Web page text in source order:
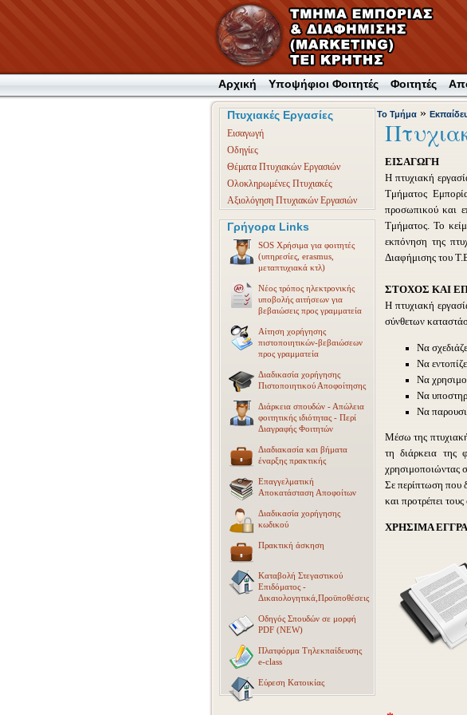
Αρχική Υποψήφιοι Φοιτητές Φοιτητές
Πτυχιακές Εργασίες
Εισαγωγή
Οδηγίες
Θέματα Πτυχιακών Εργασιών
Ολοκληρωμένες Πτυχιακές
Αξιολόγηση Πτυχιακών Εργασιών
Γρήγορα Links
SOS Χρήσιμα για φοιτητές
(υπηρεσίες, erasmus,
μεταπτυχιακά κτλ)
Νέος τρόπος ηλεκτρονικής
υποβολής αιτήσεων για
βεβαιώσεις προς γραμματεία
Αίτηση χορήγησης
πιστοποιητικών-βεβαιώσεων
προς γραμματεία
Διαδικασία χορήγησης
Πιστοποιητικού Αποφοίτησης
Διάρκεια σπουδών - Απώλεια
φοιτητικής ιδιότητας - Περί
Διαγραφής Φοιτητών
Διαδιακασία και βήματα
έναρξης πρακτικής
Επαγγελματική
Αποκατάσταση Αποφοίτων
Διαδικασία χορήγησης
κωδικού
Πρακτική άσκηση
Καταβολή Στεγαστικού
Επιδόματος -
Δικαιολογητικά,Προϋποθέσεις
Οδηγός Σπουδών σε μορφή
PDF (NEW)
Πλατφόρμα Τηλεκπαίδευσης
e-class
Εύρεση Κατοικίας
Το Τμήμα »
ΕΙΣΑΓΩΓΗ
Η πτυχιακή
Τμήματος
προσωπικού και
Τμήματος. Το
εκπόνηση της
Διαφήμισης του
ΣΤΟΧΟΣ ΚΑΙ
Η πτυχιακή
σύνθετων
Να
Να
Να
Να
Να
Μέσω της
τη διάρκεια της
χρησιμοποιώντας
Σε περίπτωση που
και προτρέπει
ΧΡΗΣΙΜΑ